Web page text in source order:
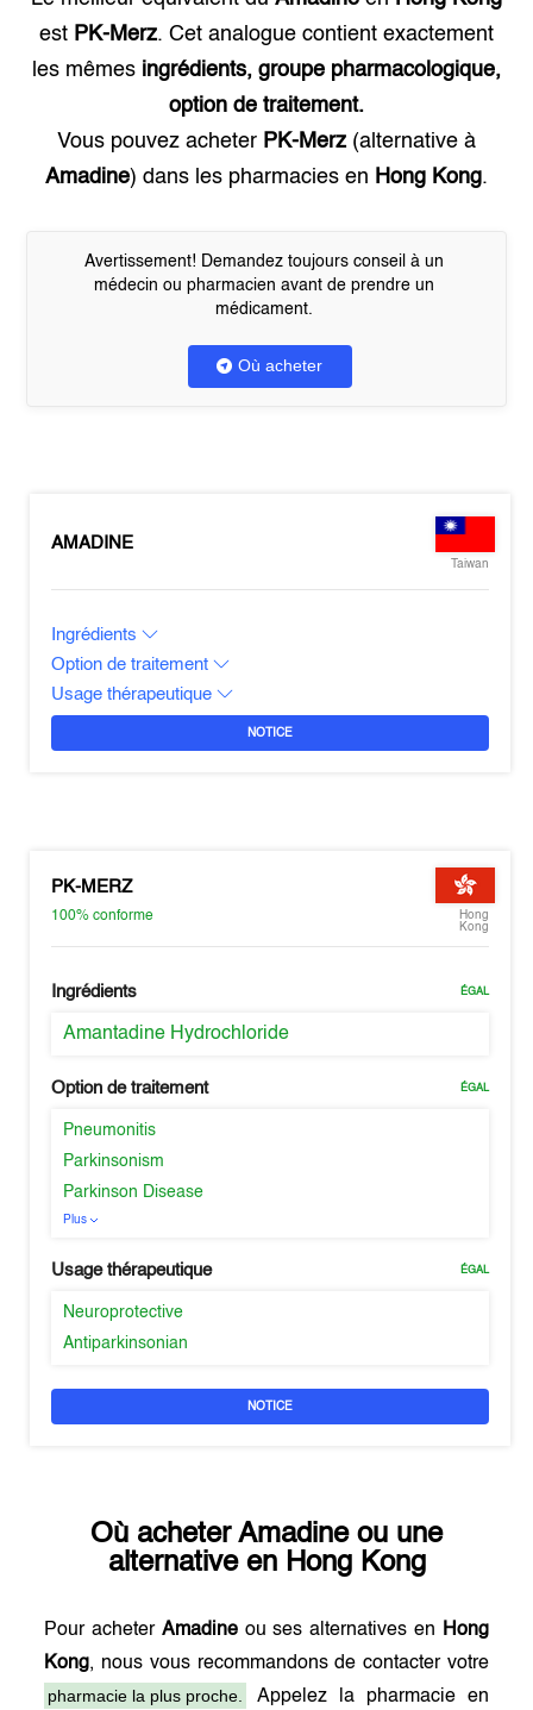
est PK-Merz. Cet analogue contient exactement
les mêmes ingrédients, groupe pharmacologique,
option de traitement.
Vous pouvez acheter PK-Merz (alternative à
Amadine) dans les pharmacies en Hong Kong.
Avertissement! Demandez toujours conseil à un
médecin ou pharmacien avant de prendre un
médicament.
Où acheter
AMADINE
Taiwan
Ingrédients
Option de traitement
Usage thérapeutique
NOTICE
PK-MERZ
100%conforme
Hong
Kong
Ingrédients ÉGAL
Amantadine Hydrochloride
Option de traitement ÉGAL
Pneumonitis
Parkinsonism
Parkinson Disease
Plus
Usage thérapeutique ÉGAL
Neuroprotective
Antiparkinsonian
NOTICE
Où acheter Amadineou une
alternative en Hong Kong
Pour acheter Amadineou ses alternatives en
Hong
Kong, nous vous recommandons de contacter votre
pharmacie la plus proche.
Appelez la pharmacie en